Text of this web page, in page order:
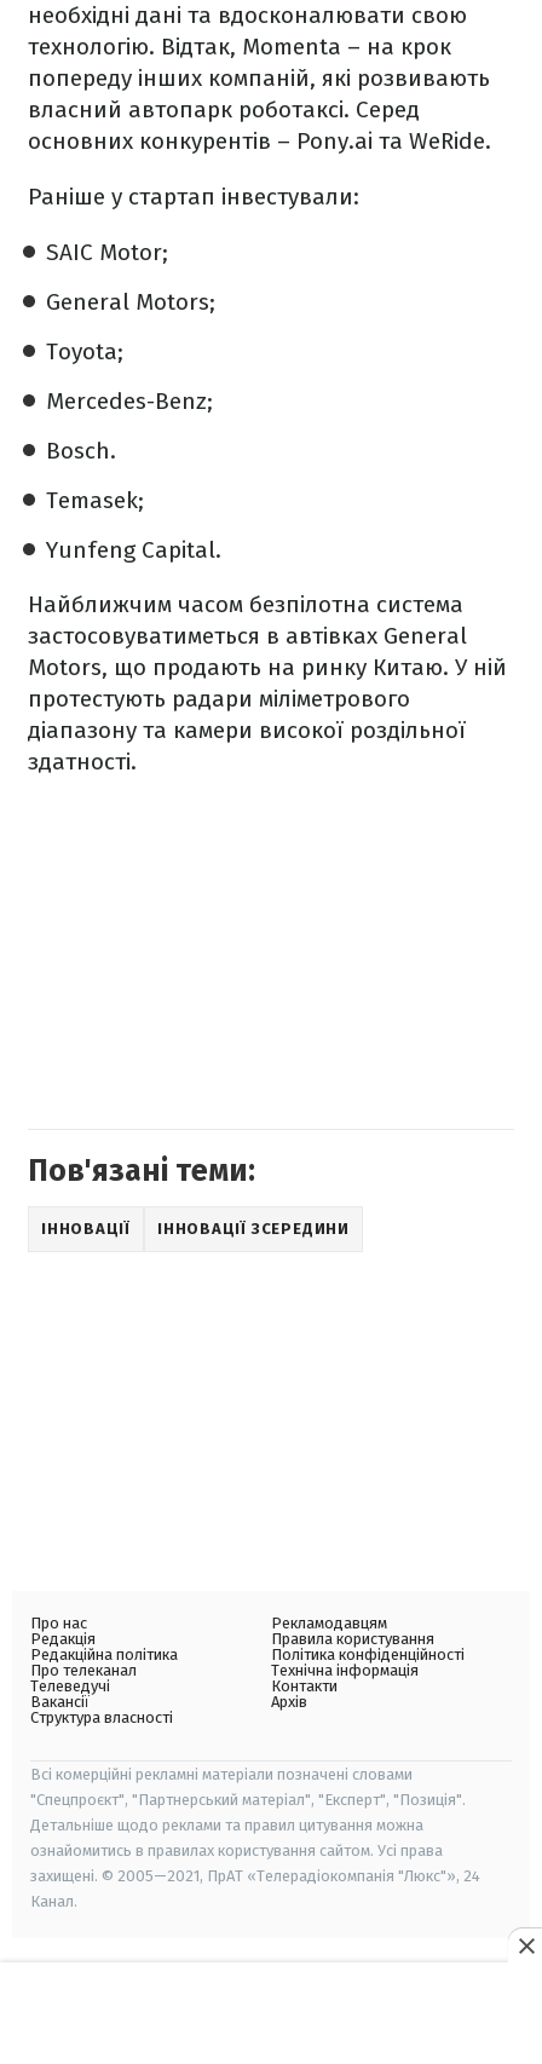
необхідні дані та вдосконалювати свою
технологію. Відтак, Momenta – на крок
попереду інших компаній, які розвивають
власний автопарк роботаксі. Cеред
основних конкурентів – Pony.ai та WeRide.
Раніше у стартап інвестували:
SAIC Motor;
General Motors;
Toyota;
Mercedes-Benz;
Bosch.
Temasek;
Yunfeng Capital.
Найближчим часом безпілотна система
застосовуватиметься в автівках General
Motors, що продають на ринку Китаю. У ній
протестують радари міліметрового
діапазону та камери високої роздільної
здатності.
Пов'язані теми:
ІННОВАЦІЇ ІННОВАЦІЇ ЗСЕРЕДИНИ
Про нас
Редакція
Редакційна політика
Про телеканал
Телеведучі
Вакансії
Структура власності
Рекламодавцям
Правила користування
Політика конфіденційності
Технічна інформація
Контакти
Архів
Всі комерційні рекламні матеріали позначені словами
"Спецпроєкт", "Партнерський матеріал", "Експерт", "Позиція".
Детальніше щодо реклами та правил цитування можна
ознайомитись в правилах користування сайтом. Усі права
захищені. © 2005—2021, ПрАТ «Телерадіокомпанія "Люкс"», 24
Канал.